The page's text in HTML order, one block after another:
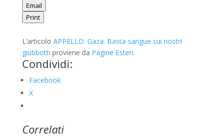
Email
Print
L’articolo APPELLO. Gaza. Basta sangue sui nostri
giubbotti proviene da Pagine Esteri.
Condividi:
Facebook
X
Correlati